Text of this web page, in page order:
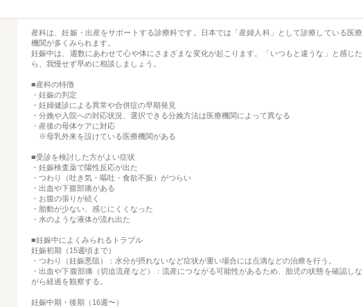
産科は、妊娠・出産をサポートする診療科です。日本では「産婦人科」として診療している医療
機関が多くみられます。
妊娠中は、週数にあわせて心や体にさまざまな変化が起こります。「いつもと違うな」と感じた
ら、我慢せず早めに相談しましょう。
■産科の特徴
・妊娠の判定
・妊婦健診による異常や合併症の早期発見
・分娩や入院への対応状況、選択できる分娩方法は医療機関によって異なる
・産後の母体ケアに対応
※母乳外来を設けている医療機関がある
■受診を検討した方がよい症状
・妊娠検査薬で陽性反応が出た
・つわり（吐き気・嘔吐・食欲不振）がつらい
・出血や下腹部痛がある
・お腹の張りが続く
・胎動が少ない、感じにくくなった
・水のような液体が流れ出た
■妊娠中によくみられるトラブル
妊娠初期（15週頃まで）
・つわり（妊娠悪阻）：水分が摂れないなど症状が重い場合には点滴などの治療を行う。
・出血や下腹部痛（切迫流産など）：流産につながる可能性があるため、胎児の状態を確認しな
がら経過を観察する。
妊娠中期・後期（16週〜）